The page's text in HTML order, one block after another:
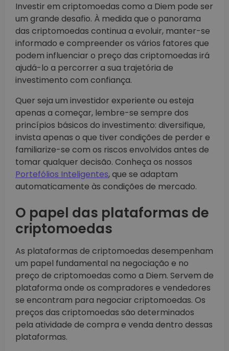
Investir em criptomoedas como a Diem pode ser
um grande desafio. À medida que o panorama
das criptomoedas continua a evoluir, manter-se
informado e compreender os vários fatores que
podem influenciar o preço das criptomoedas irá
ajudá-lo a percorrer a sua trajetória de
investimento com confiança.
Quer seja um investidor experiente ou esteja
apenas a começar, lembre-se sempre dos
princípios básicos do investimento: diversifique,
invista apenas o que tiver condições de perder e
familiarize-se com os riscos envolvidos antes de
tomar qualquer decisão. Conheça os nossos
Portefólios Inteligentes, que se adaptam
automaticamente às condições de mercado.
O papel das plataformas de
criptomoedas
As plataformas de criptomoedas desempenham
um papel fundamental na negociação e no
preço de criptomoedas como a Diem. Servem de
plataforma onde os compradores e vendedores
se encontram para negociar criptomoedas. Os
preços das criptomoedas são determinados
pela atividade de compra e venda dentro dessas
plataformas.